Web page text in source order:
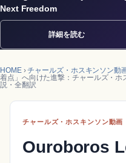
Next Freedom
詳細を読む
HOME›チャールズ・ホスキンソン動
着点」へ向けた進撃：チャールズ・
説・全翻訳
チャールズ・ホスキンソン動画
Ouroboros